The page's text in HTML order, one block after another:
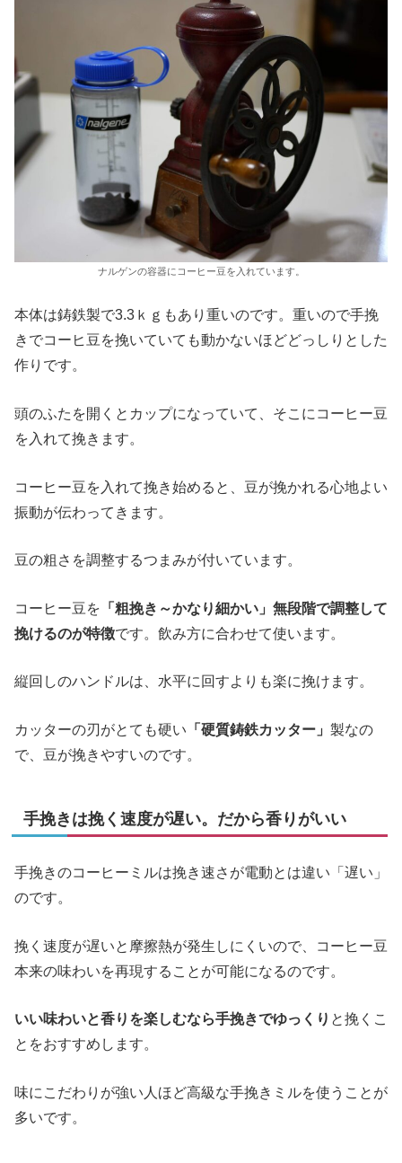
ナルゲンの容器にコーヒー豆を入れています。
本体は鋳鉄製で3.3ｋｇもあり重いのです。重いので手挽
きでコーヒ豆を挽いていても動かないほどどっしりとした
作りです。
頭のふたを開くとカップになっていて、そこにコーヒー豆
を入れて挽きます。
コーヒー豆を入れて挽き始めると、豆が挽かれる心地よい
振動が伝わってきます。
豆の粗さを調整するつまみが付いています。
コーヒー豆を 「粗挽き～かなり細かい」無段階で調整して
挽けるのが特徴です。飲み方に合わせて使います。
縦回しのハンドルは、水平に回すよりも楽に挽けます。
カッターの刃がとても硬い 「硬質鋳鉄カッター」 製なの
で、豆が挽きやすいのです。
手挽きは挽く速度が遅い。だから香りがいい
手挽きのコーヒーミルは挽き速さが電動とは違い「遅い」
のです。
挽く速度が遅いと摩擦熱が発生しにくいので、コーヒー豆
本来の味わいを再現することが可能になるのです。
いい味わいと香りを楽しむなら手挽きでゆっくり と挽くこ
とをおすすめします。
味にこだわりが強い人ほど高級な手挽きミルを使うことが
多いです。